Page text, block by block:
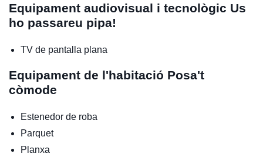
Equipament audiovisual i tecnològic Us
ho passareu pipa!
TV de pantalla plana
Equipament de l'habitació Posa't
còmode
Estenedor de roba
Parquet
Planxa